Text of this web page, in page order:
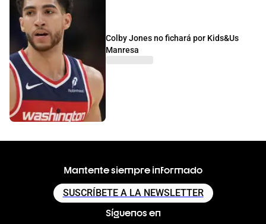
Colby Jones no fichará por Kids&Us
Manresa
Mantente siempre informado
SUSCRÍBETE A LA NEWSLETTER
Síguenos en